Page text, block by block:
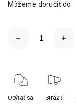
Môžeme doručiť do:
Opýtať sa Strážiť